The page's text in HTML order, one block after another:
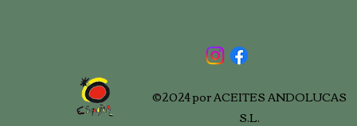
©2024 por ACEITES ANDOLUCAS
S.L.